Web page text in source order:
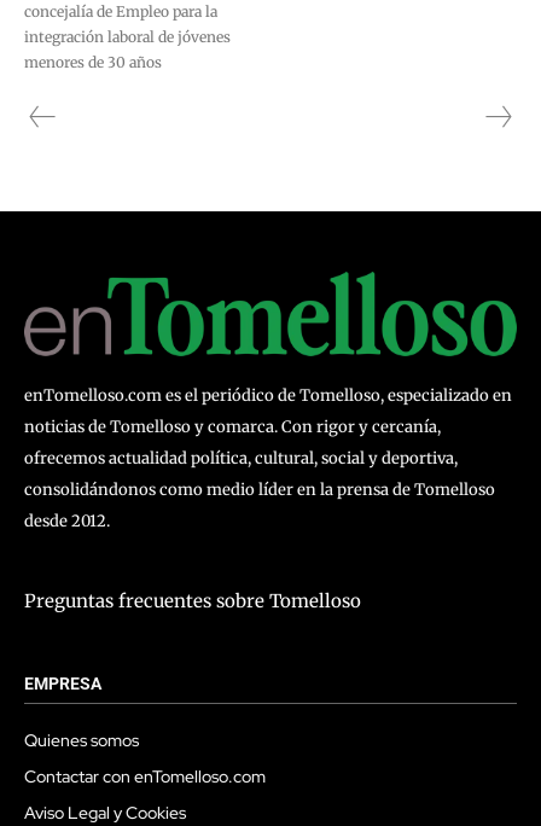
concejalía de Empleo para la
integración laboral de jóvenes
menores de 30 años
enTomelloso.com es el periódico de Tomelloso, especializado en
noticias de Tomelloso y comarca. Con rigor y cercanía,
ofrecemos actualidad política, cultural, social y deportiva,
consolidándonos como medio líder en la prensa de Tomelloso
desde 2012.
Preguntas frecuentes sobre Tomelloso
EMPRESA
Quienes somos
Contactar con enTomelloso.com
Aviso Legal y Cookies